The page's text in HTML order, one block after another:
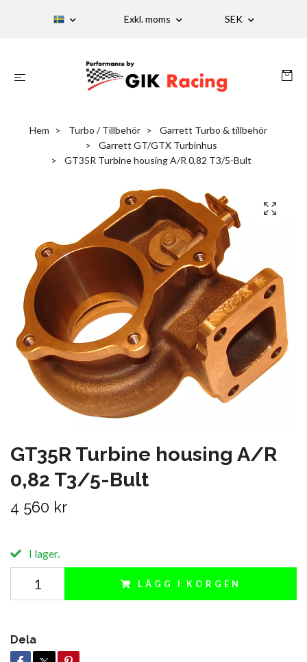
Exkl. moms SEK
Hem Turbo / Tillbehör
Garrett Turbo & tillbehör
Garrett GT/GTX Turbinhus
GT35R Turbine housing A/R 0,82 T3/5-Bult
GT35R Turbine housing A/R
0,82 T3/5-Bult
4 560 kr
I lager.
LÄGG I KORGEN
Dela